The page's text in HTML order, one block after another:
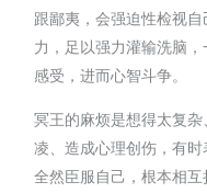
跟鄙夷，会强迫性检视
力，足以强力灌输洗脑
感受，进而心智斗争。
冥王的麻烦是想得太复
凌、造成心理创伤，有
全然臣服自己，根本相